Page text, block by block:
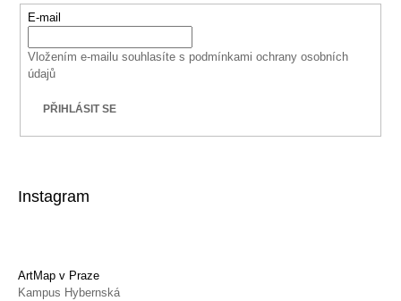
E-mail
Vložením e-mailu souhlasíte s podmínkami ochrany osobních
údajů
PŘIHLÁSIT SE
Instagram
ArtMap v Praze
Kampus Hybernská